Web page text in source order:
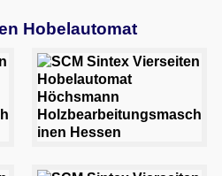
Hobelautomat